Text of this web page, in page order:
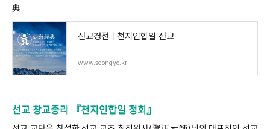
典
선교경전ㅣ천지인합일 선교
www.seongyo.kr
선교 창교종리 『천지인합일 정회』